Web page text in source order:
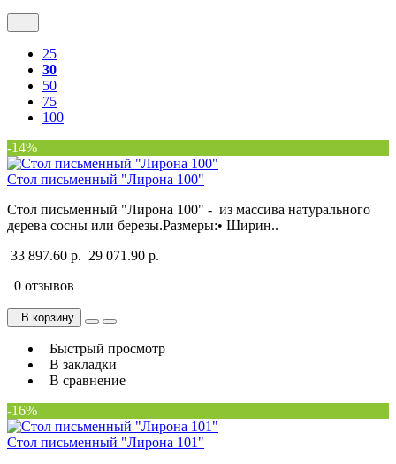
25
30
50
75
100
-14%
Стол письменный "Лирона 100"
Стол письменный "Лирона 100" - из массива натурального
дерева сосны или березы.Размеры:• Ширин..
33 897.60 р. 29 071.90 р.
0 отзывов
В корзину
Быстрый просмотр
В закладки
В сравнение
-16%
Стол письменный "Лирона 101"